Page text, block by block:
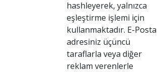
hashleyerek, yalnızca
eşleştirme işlemi için
kullanmaktadır. E-Posta
adresiniz üçüncü
taraflarla veya diğer
reklam verenlerle